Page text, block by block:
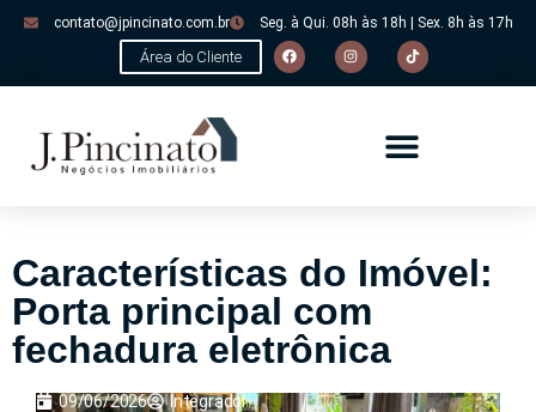
contato@jpincinato.com.br Seg. à Qui. 08h às 18h | Sex. 8h às 17h
Área do Cliente
Características do Imóvel:
Porta principal com
fechadura eletrônica
09/06/2026 Integrador